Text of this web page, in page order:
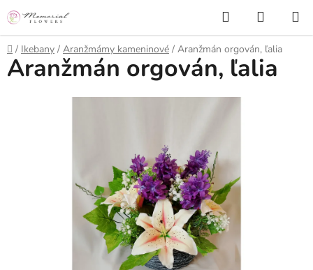
Prejsť
na
obsah
Hľadať
KOŠÍK
Domov
/ Ikebany / Aranžmámy kameninové / Aranžmán orgován, ľalia
Aranžmán orgován, ľalia